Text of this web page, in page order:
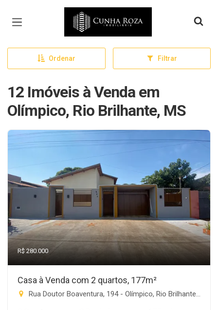
Página inicial
Ordenar Filtrar
12 Imóveis à Venda em
Olímpico, Rio Brilhante, MS
R$ 280.000
Casa à Venda com 2 quartos, 177m²
Rua Doutor Boaventura, 194 - Olímpico, Rio Brilhante-MS